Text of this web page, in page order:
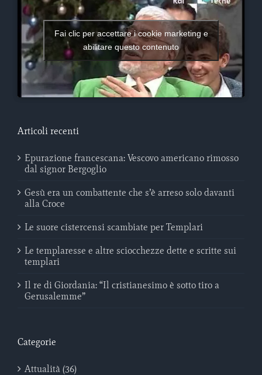
Fai clic per accettare i cookie marketing e
abilitare questo contenuto
Articoli recenti
Epurazione francescana: Vescovo americano rimosso
dal signor Bergoglio
Gesù era un combattente che s’è arreso solo davanti
alla Croce
Le suore cistercensi scambiate per Templari
Le templaresse e altre sciocchezze dette e scritte sui
templari
Il re di Giordania: “Il cristianesimo è sotto tiro a
Gerusalemme”
Categorie
Attualità (36)